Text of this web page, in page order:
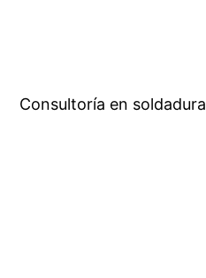
Consultoría en soldadura